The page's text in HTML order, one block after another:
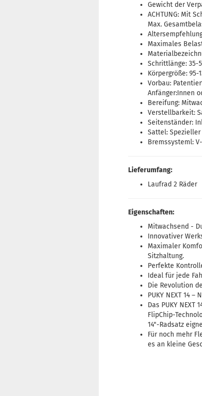
Gewicht der
ACHTUNG: Mit
Max.
Maximales
Schrittlänge: 35-
Körpergröße: 95-
Vorbau:
Anfänger:Innen
Bereifung:
Verstellbarkeit:
Seitenständer:
Sattel:
Bremssysteml:
Lieferumfang:
Laufrad 2 Räder
Eigenschaften:
Mitwachsend -
Innovativer
Maximaler
Sitzhaltung.
Perfekte
Ideal für jede
Die Revolution
PUKY NEXT 14
Das PUKY
FlipChip-
14"-Radsatz
Für noch mehr
es an kleine